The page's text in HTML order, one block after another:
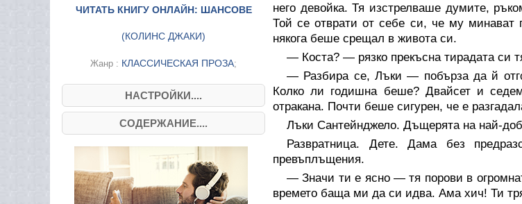
ЧИТАТЬ КНИГУ ОНЛАЙН: ШАНСОВЕ
(КОЛИНС ДЖАКИ)
Жанр : КЛАССИЧЕСКАЯ ПРОЗА;
НАСТРОЙКИ....
СОДЕРЖАНИЕ....
него девойка. Тя изстрелваше думите,
Той се отврати от себе си, че му минават
някога беше срещал в живота си.
— Коста? — рязко прекъсна тирадата
— Разбира се, Лъки — побърза да й
Колко ли годишна беше? Двайсет и
отракана. Почти беше сигурен, че е
Лъки Сантейнджело. Дъщерята на най-
Развратница. Дете. Дама без
превъплъщения.
— Значи ти е ясно — тя порови в
времето баща ми да си идва. Ама хич! Ти